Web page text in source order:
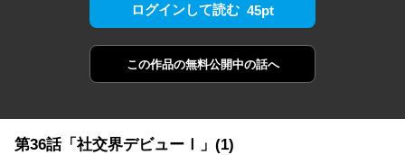
ログインして読む 45pt
この作品の無料公開中の話へ
第36話「社交界デビューⅠ」(1)